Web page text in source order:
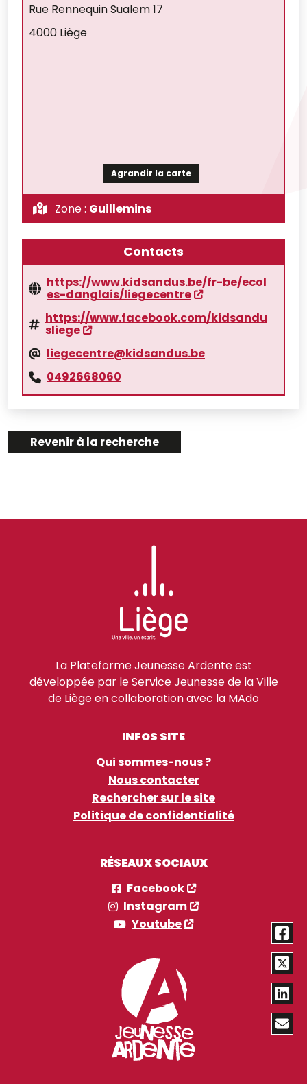
Rue Rennequin Sualem 17
4000 Liège
Agrandir la carte
Zone : Guillemins
Contacts
https://www.kidsandus.be/fr-be/ecol
es-danglais/liegecentre
https://www.facebook.com/kidsandu
sliege
liegecentre@kidsandus.be
0492668060
Revenir à la recherche
La Plateforme Jeunesse Ardente est
développée par le Service Jeunesse de la Ville
de Liège en collaboration avec la MAdo
INFOS SITE
Qui sommes-nous ?
Nous contacter
Rechercher sur le site
Politique de confidentialité
RÉSEAUX SOCIAUX
Facebook
Instagram
Youtube